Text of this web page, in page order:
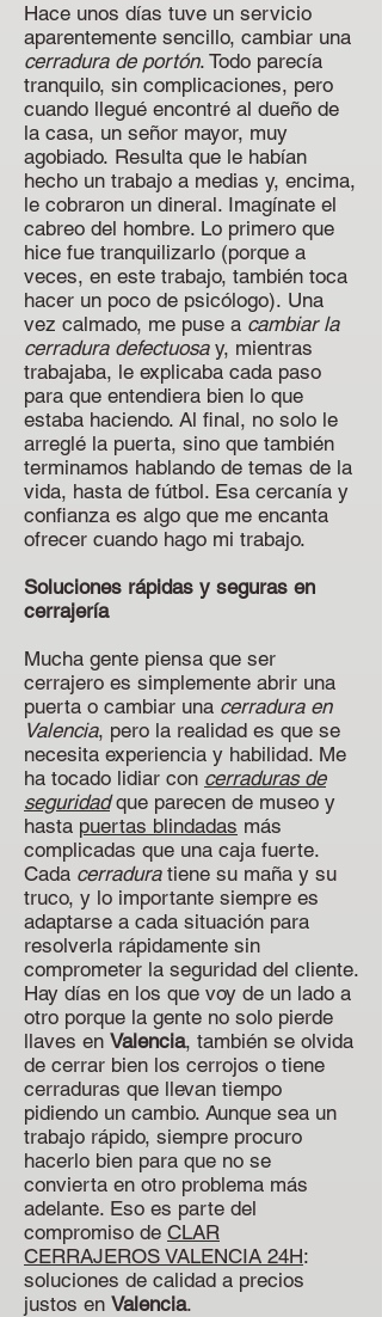
Hace unos días tuve un servicio
aparentemente sencillo, cambiar una
cerradura de portón. Todo parecía
tranquilo, sin complicaciones, pero
cuando llegué encontré al dueño de
la casa, un señor mayor, muy
agobiado. Resulta que le habían
hecho un trabajo a medias y, encima,
le cobraron un dineral. Imagínate el
cabreo del hombre. Lo primero que
hice fue tranquilizarlo (porque a
veces, en este trabajo, también toca
hacer un poco de psicólogo). Una
vez calmado, me puse a cambiar la
cerradura defectuosay, mientras
trabajaba, le explicaba cada paso
para que entendiera bien lo que
estaba haciendo. Al final, no solo le
arreglé la puerta, sino que también
terminamos hablando de temas de la
vida, hasta de fútbol. Esa cercanía y
confianza es algo que me encanta
ofrecer cuando hago mi trabajo.
Soluciones rápidas y seguras en
cerrajería
Mucha gente piensa que ser
cerrajero es simplemente abrir una
puerta o cambiar una cerradura en
Valencia, pero la realidad es que se
necesita experiencia y habilidad. Me
ha tocado lidiar con cerraduras de
seguridad que parecen de museo y
hasta puertas blindadas más
complicadas que una caja fuerte.
Cada cerradura tiene su maña y su
truco, y lo importante siempre es
adaptarse a cada situación para
resolverla rápidamente sin
comprometer la seguridad del cliente.
Hay días en los que voy de un lado a
otro porque la gente no solo pierde
llaves en Valencia, también se olvida
de cerrar bien los cerrojos o tiene
cerraduras que llevan tiempo
pidiendo un cambio. Aunque sea un
trabajo rápido, siempre procuro
hacerlo bien para que no se
convierta en otro problema más
adelante. Eso es parte del
compromiso de CLAR
CERRAJEROS VALENCIA 24H:
soluciones de calidad a precios
justos en Valencia.